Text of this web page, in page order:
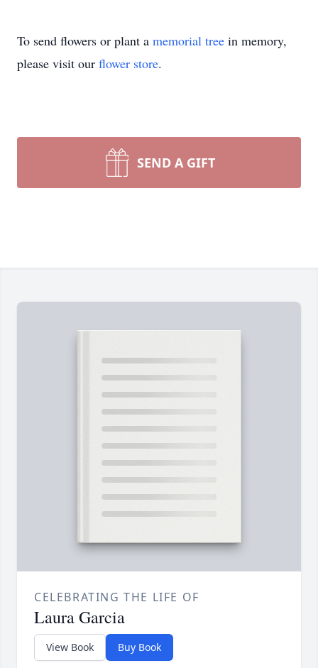
To send flowers or plant a memorial tree in memory,
please visit our flower store.
SEND A GIFT
CELEBRATING THE LIFE OF
Laura Garcia
View Book Buy Book